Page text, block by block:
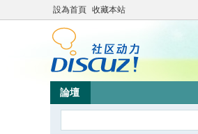
設為首頁 收藏本站
論壇